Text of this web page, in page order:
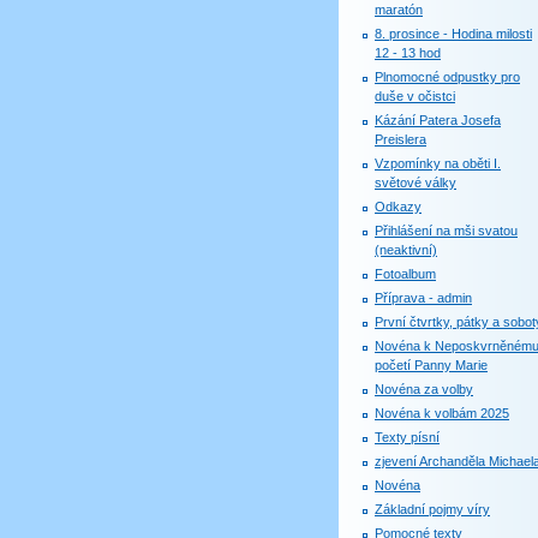
maratón
8. prosince - Hodina milosti
12 - 13 hod
Plnomocné odpustky pro
duše v očistci
Kázání Patera Josefa
Preislera
Vzpomínky na oběti I.
světové války
Odkazy
Přihlášení na mši svatou
(neaktivní)
Fotoalbum
Příprava - admin
První čtvrtky, pátky a
Novéna k Neposkvrněnému
početí Panny Marie
Novéna za volby
Novéna k volbám 2025
Texty písní
zjevení Archanděla
Novéna
Základní pojmy víry
Pomocné texty